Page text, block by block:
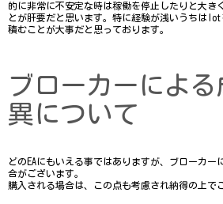
的に非常に不安定な時は稼働を停止したりと大き
とが肝要だと思います。特に経験が浅いうちは
積むことが大事だと思っております。
ブローカーによ
異について
どのEAにもいえる事ではありますが、ブローカー
合がございます。
購入される場合は、この点も考慮され納得の上で